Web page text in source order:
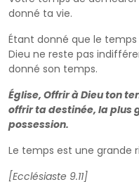
donné ta vie.
Étant donné que le
Dieu ne reste pas
donné son temps.
Église, Offrir à Dieu ton
offrir ta destinée, la plus
possession.
Le temps est une grande
[Ecclésiaste 9.11]